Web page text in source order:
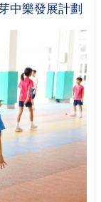
中樂發展計劃